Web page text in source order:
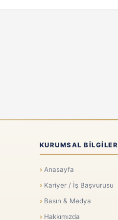
KURUMSAL BILGILER
Anasayfa
Kariyer / İş Başvurusu
Basın & Medya
Hakkımızda